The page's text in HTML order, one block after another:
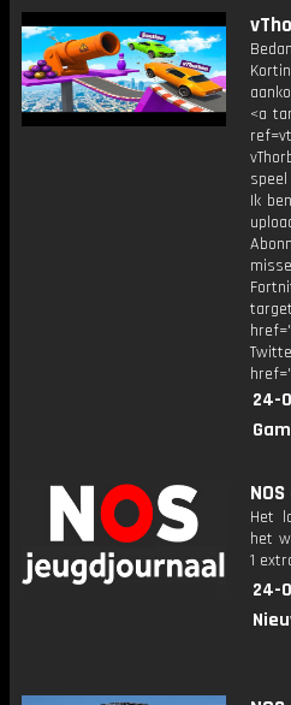
<a
Ik
24-
Het
het
1
24-